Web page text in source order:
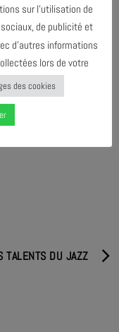
au tarif de 20€ sur
TALENTS DU JAZZ
sur l’utilisation de
de publicité et
d’autres informations
lors de votre
des cookies